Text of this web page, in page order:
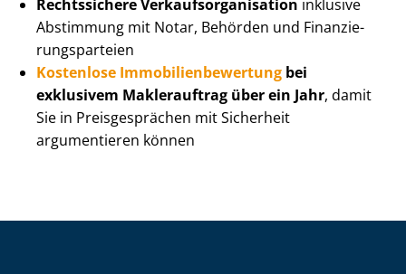
Rechtssichere Ver­kaufs­or­ga­ni­sa­ti­on inklusive
Abstimmung mit Notar, Behörden und Fi­nan­zie­
rungs­par­tei­en
Kostenlose Im­mo­bi­li­en­be­wer­tung bei
exklusivem Maklerauftrag über ein Jahr, damit
Sie in Preisgesprächen mit Sicherheit
argumentieren können